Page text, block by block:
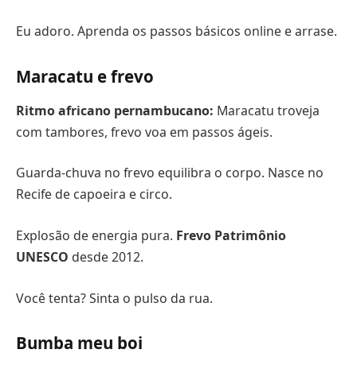
Eu adoro. Aprenda os passos básicos online e arrase.
Maracatu e frevo
Ritmo africano pernambucano: Maracatu troveja
com tambores, frevo voa em passos ágeis.
Guarda-chuva no frevo equilibra o corpo. Nasce no
Recife de capoeira e circo.
Explosão de energia pura. Frevo Patrimônio
UNESCO desde 2012.
Você tenta? Sinta o pulso da rua.
Bumba meu boi